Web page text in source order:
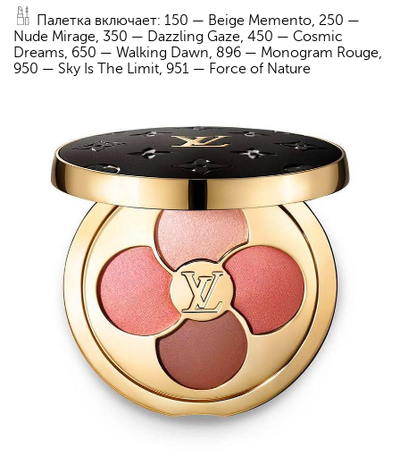
Палетка включает: 150 — Beige Memento, 250 —
Nude Mirage, 350 — Dazzling Gaze, 450 — Cosmic
Dreams, 650 — Walking Dawn, 896 — Monogram Rouge,
950 — Sky Is The Limit, 951 — Force of Nature